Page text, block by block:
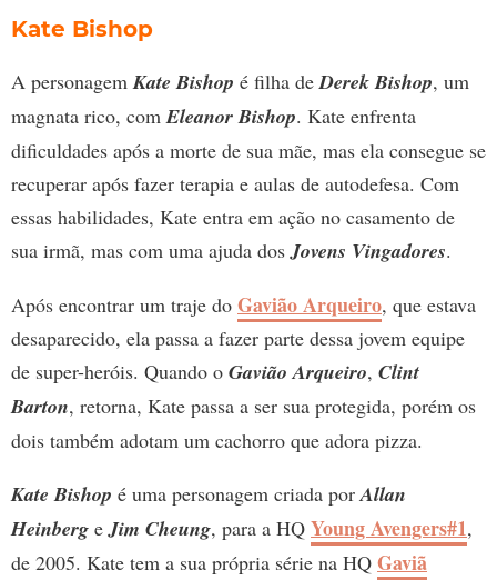
Kate Bishop
A personagemKate Bishop é filha deDerek Bishop, um
magnata rico, comEleanor Bishop. Kate enfrenta
dificuldades após a morte de sua mãe, mas ela consegue se
recuperar após fazer terapia e aulas de autodefesa. Com
essas habilidades, Kate entra em ação no casamento de
sua irmã, mas com uma ajuda dosJovens Vingadores.
Após encontrar um traje do Gavião Arqueiro, que estava
desaparecido, ela passa a fazer parte dessa jovem equipe
de super-heróis. Quando o Gavião Arqueiro, Clint
Barton, retorna, Kate passa a ser sua protegida, porém os
dois também adotam um cachorro que adora pizza.
Kate Bishop é uma personagem criada porAllan
Heinberg eJim Cheung, para a HQ Young Avengers#1,
de 2005. Kate tem a sua própria série na HQ Gaviã